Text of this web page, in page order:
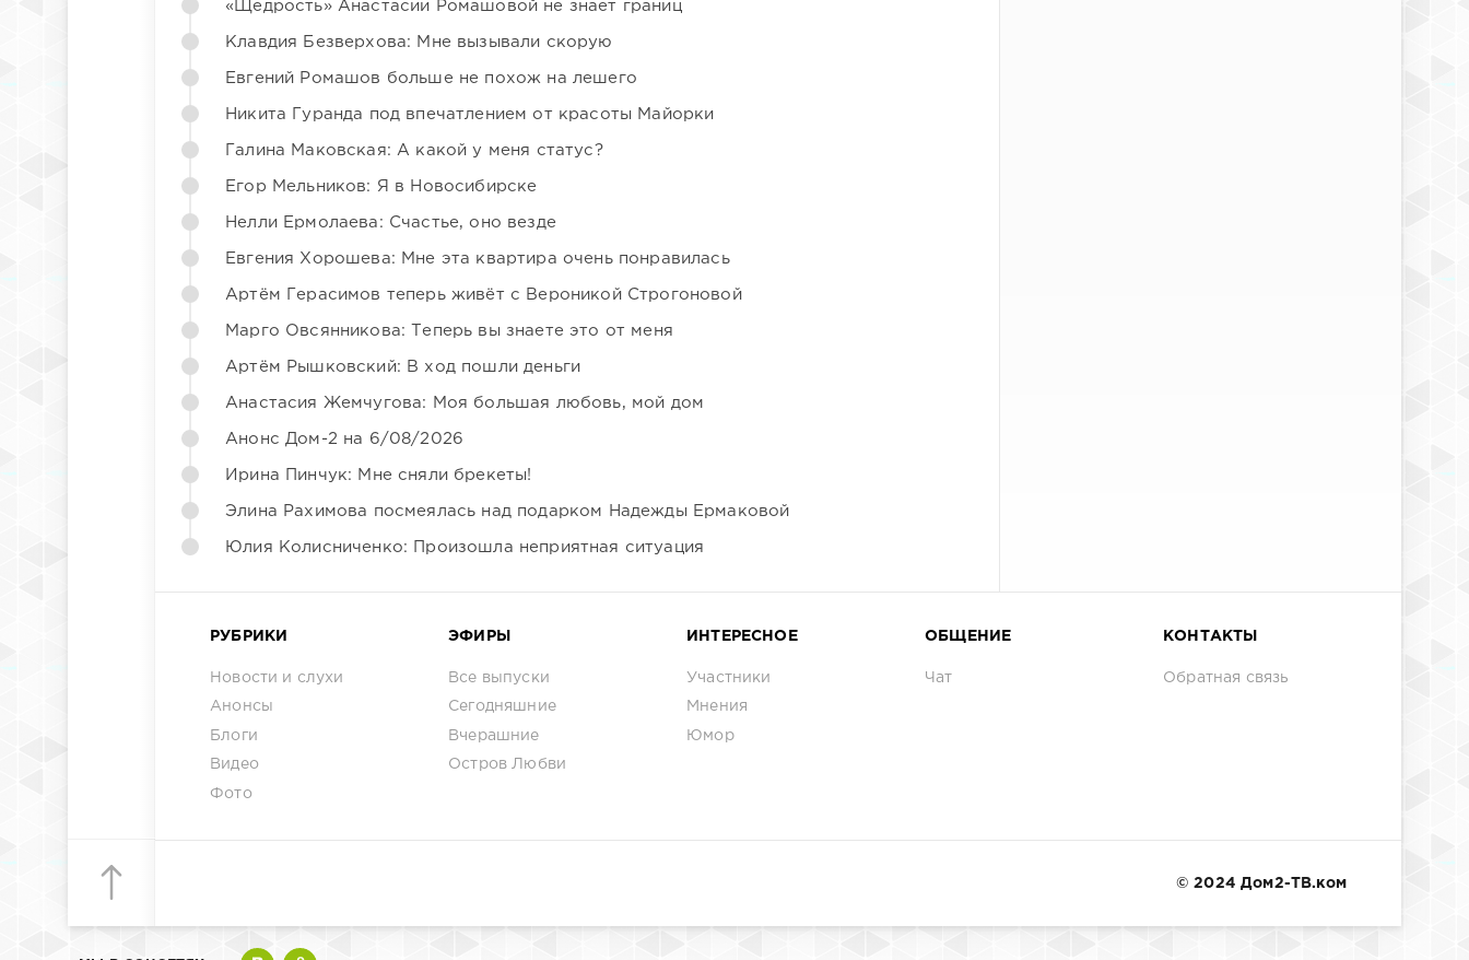
«Щедрость» Анастасии Ромашовой не знает границ
Клавдия Безверхова: Мне вызывали скорую
Евгений Ромашов больше не похож на лешего
Никита Гуранда под впечатлением от красоты Майорки
Галина Маковская: А какой у меня статус?
Егор Мельников: Я в Новосибирске
Нелли Ермолаева: Счастье, оно везде
Евгения Хорошева: Мне эта квартира очень понравилась
Артём Герасимов теперь живёт с Вероникой Строгоновой
Марго Овсянникова: Теперь вы знаете это от меня
Артём Рышковский: В ход пошли деньги
Анастасия Жемчугова: Моя большая любовь, мой дом
Анонс Дом-2 на 6/08/2026
Ирина Пинчук: Мне сняли брекеты!
Элина Рахимова посмеялась над подарком Надежды Ермаковой
Юлия Колисниченко: Произошла неприятная ситуация
РУБРИКИ
Новости и слухи
Анонсы
Блоги
Видео
Фото
ЭФИРЫ
Все выпуски
Сегодняшние
Вчерашние
Остров Любви
ИНТЕРЕСНОЕ
Участники
Мнения
Юмор
ОБЩЕНИЕ
Чат
КОНТАКТЫ
Обратная связь
© 2024 Дом2-ТВ.ком